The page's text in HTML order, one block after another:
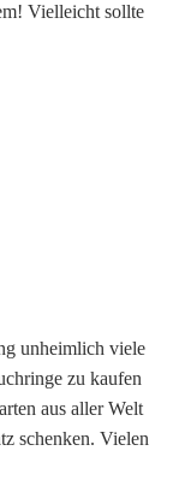
Vielleicht sollte
unheimlich viele
zu kaufen
aus aller Welt
schenken. Vielen